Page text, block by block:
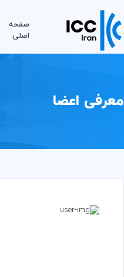
صفحه
اصلی
معرفی اعضا